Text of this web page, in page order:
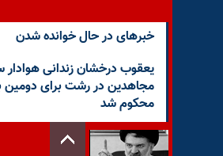
خبرهای در حال خوانده شدن
یعقوب درخشان زندانی هوادار
مجاهدین در رشت برای دومین
محکوم شد